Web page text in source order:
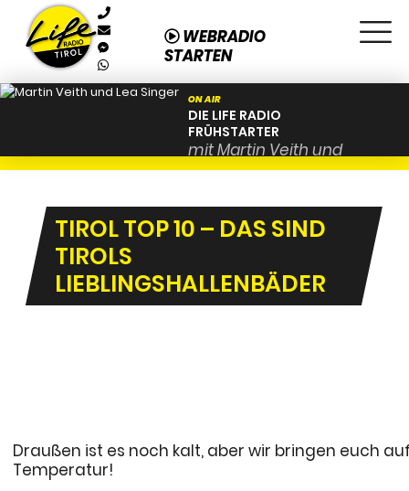
WEBRADIO
STARTEN
ON AIR
DIE LIFE RADIO
FRÜHSTARTER
mit Martin Veith und
Lea Singer von 06:00 bis
TIROL TOP 10 – DAS SIND
TIROLS
LIEBLINGSHALLENBÄDER
Draußen ist es noch kalt, aber wir bringen euch
Temperatur!